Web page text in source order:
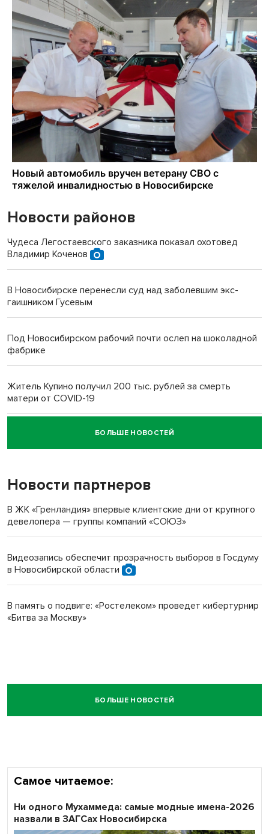
Новости районов
Чудеса Легостаевского заказника показал охотовед
Владимир Коченов
В Новосибирске перенесли суд над заболевшим экс-
гаишником Гусевым
Под Новосибирском рабочий почти ослеп на шоколадной
фабрике
Житель Купино получил 200 тыс. рублей за смерть
матери от COVID-19
Новосибирский суд наказал водителя за смерть
пенсионерки на вокзале
БОЛЬШЕ НОВОСТЕЙ
Новости партнеров
В ЖК «Гренландия» впервые клиентские дни от крупного
девелопера — группы компаний «СОЮЗ»
Видеозапись обеспечит прозрачность выборов в Госдуму
в Новосибирской области
В память о подвиге: «Ростелеком» проведет кибертурнир
«Битва за Москву»
БОЛЬШЕ НОВОСТЕЙ
Самое читаемое:
Ни одного Мухаммеда: самые модные имена-2026
назвали в ЗАГСах Новосибирска